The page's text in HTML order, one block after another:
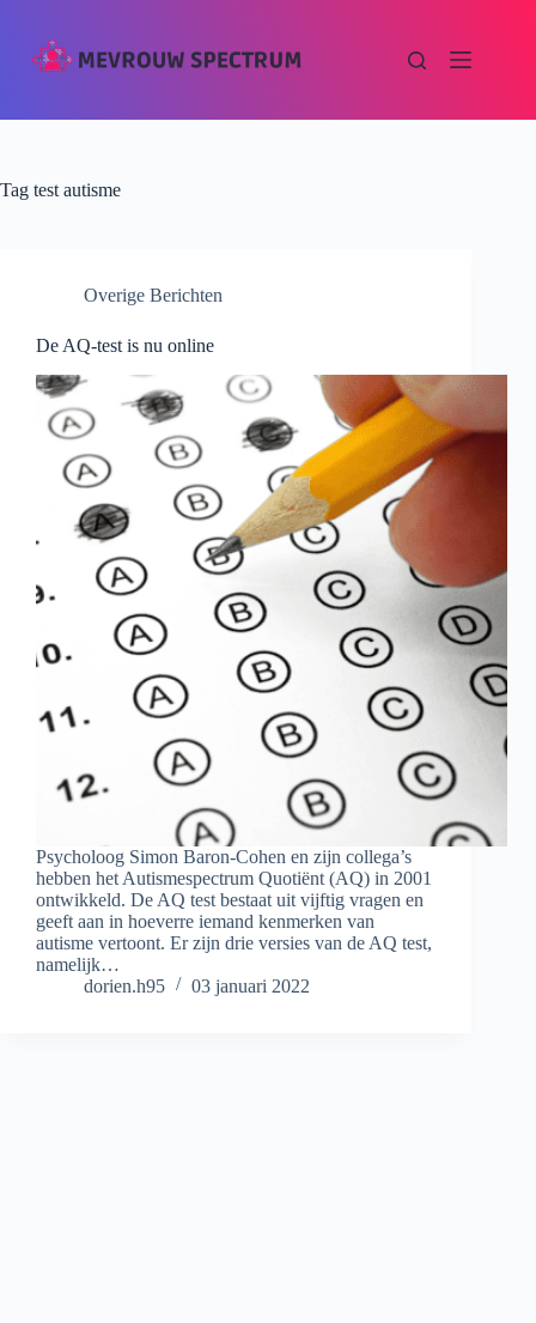
Tag test autisme
Overige Berichten
De AQ-test is nu online
Psycholoog Simon Baron-Cohen en zijn collega’s
hebben het Autismespectrum Quotiënt (AQ) in 2001
ontwikkeld. De AQ test bestaat uit vijftig vragen en
geeft aan in hoeverre iemand kenmerken van
autisme vertoont. Er zijn drie versies van de AQ test,
namelijk…
dorien.h95
03 januari 2022